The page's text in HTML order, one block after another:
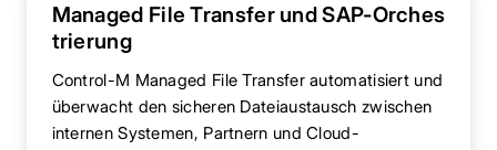
Managed File Transfer und SAP-Orches
trierung
Control-M Managed File Transfer automatisiert und
überwacht den sicheren Dateiaustausch zwischen
internen Systemen, Partnern und Cloud-